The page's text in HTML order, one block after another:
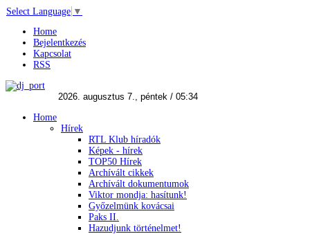
Select Language ▼
Home
Bejelentkezés
Kapcsolat
RSS
Home
Hírek
RTL Klub híradók
Képek - hírek
TOP50 Hírek
Archívált cikkek
Archívált dokumentumok
Viktor mondja: hasítunk!
Győzelmünk kovácsai
Paks II.
Hazudjunk történelmet!